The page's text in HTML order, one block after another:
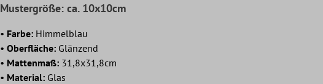
Mustergröße: ca. 10x10cm
• Farbe: Himmelblau
• Oberfläche: Glänzend
• Mattenmaß: 31,8x31,8cm
• Material: Glas